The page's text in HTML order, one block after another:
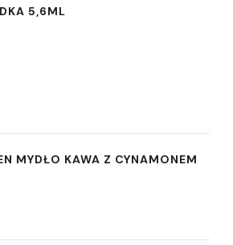
5,6ML
MYDŁO KAWA Z CYNAMONEM